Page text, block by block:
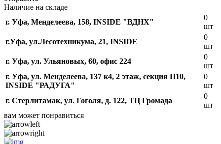
Наличие на складе
г. Уфа, Менделеева, 158, INSIDE "ВДНХ"
0
шт
г.Уфа, ​ул.Лесотехникума, 21, INSIDE
0
шт
г. Уфа, ул. Ульяновых, 60, офис 224
0
шт
г. Уфа, ул. Менделеева, 137 к4, ​2 этаж, секция П10,
INSIDE "РАДУГА"
0
шт
г. Стерлитамак, ул. Гоголя, д. 122, ТЦ Громада
0
шт
вам может понравиться